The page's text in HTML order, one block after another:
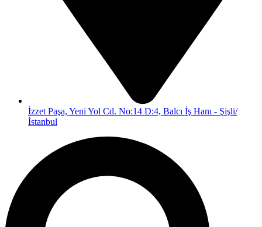
İzzet Paşa, Yeni Yol Cd. No:14 D:4, Balcı İş Hanı - Şişli/
İstanbul